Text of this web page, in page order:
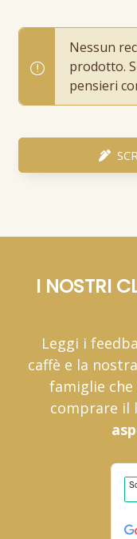
Nessun
prodotto.
pensieri
I NOSTRI
Leggi i
caffè e la
famiglie
comprare il